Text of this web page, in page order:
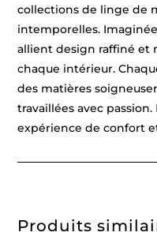
collections de linge de
intemporelles.
allient design raffiné et
chaque intérieur.
des matières
travaillées avec passion.
expérience de confort
Produits